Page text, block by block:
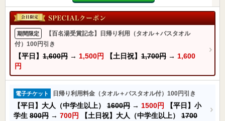
期間限定
【百名湯受賞記念】日帰り利用（タオル＋バスタオル
付）100円引き
【平日】 1,600円 → 1,500円 【土日祝】 1,700円 → 1,600
円
電子チケット 日帰り利用料金（タオル＋バスタオル付）100円引き
【平日】大人（中学生以上） 1600円 → 1500円
【平日】小
学生 800円 → 700円 【土日祝】大人（中学生以上） 1700